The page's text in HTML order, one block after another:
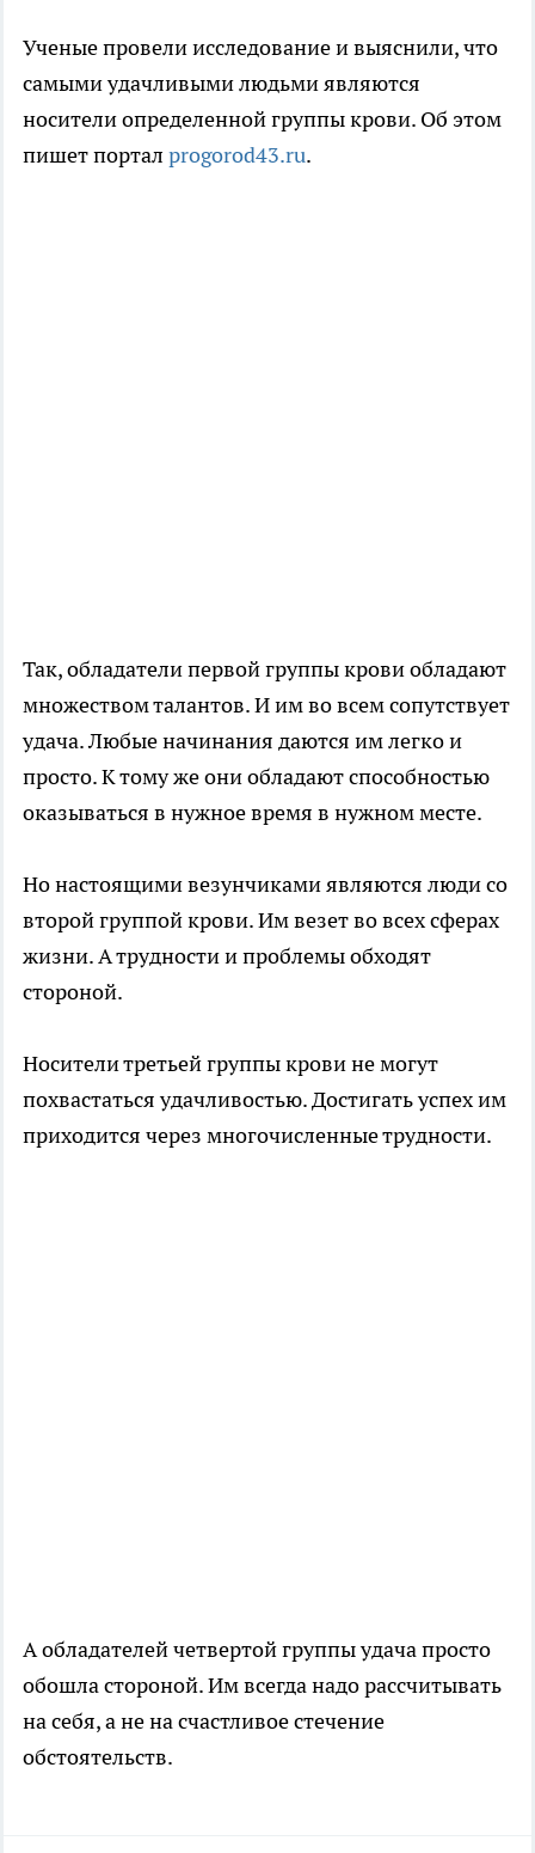
Ученые провели исследование и выяснили, что
самыми удачливыми людьми являются
носители определенной группы крови. Об этом
пишет портал progorod43.ru.
Так, обладатели первой группы крови обладают
множеством талантов. И им во всем сопутствует
удача. Любые начинания даются им легко и
просто. К тому же они обладают способностью
оказываться в нужное время в нужном месте.
Но настоящими везунчиками являются люди со
второй группой крови. Им везет во всех сферах
жизни. А трудности и проблемы обходят
стороной.
Носители третьей группы крови не могут
похвастаться удачливостью. Достигать успех им
приходится через многочисленные трудности.
А обладателей четвертой группы удача просто
обошла стороной. Им всегда надо рассчитывать
на себя, а не на счастливое стечение
обстоятельств.